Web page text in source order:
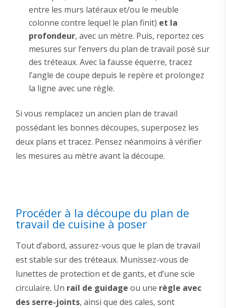
entre les murs latéraux et/ou le meuble
colonne contre lequel le plan finit) et la
profondeur, avec un mètre. Puis, reportez ces
mesures sur l’envers du plan de travail posé sur
des tréteaux. Avec la fausse équerre, tracez
l’angle de coupe depuis le repère et prolongez
la ligne avec une règle.
Si vous remplacez un ancien plan de travail
possédant les bonnes découpes, superposez les
deux plans et tracez. Pensez néanmoins à vérifier
les mesures au mètre avant la découpe.
Procéder à la découpe du plan de
travail de cuisine à poser
Tout d’abord, assurez-vous que le plan de travail
est stable sur des tréteaux. Munissez-vous de
lunettes de protection et de gants, et d’une scie
circulaire. Un rail de guidage ou une règle avec
des serre-joints, ainsi que des cales, sont